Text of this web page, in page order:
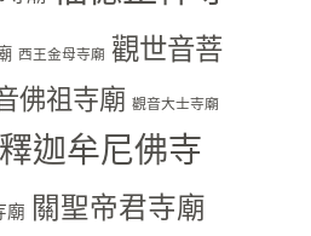
西王金母寺廟 觀世音菩
佛祖寺廟 觀音大士寺廟
釋迦牟尼佛寺
廟 關聖帝君寺廟